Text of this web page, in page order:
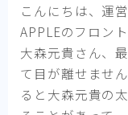
こんにちは、運
APPLEのフロン
大森元貴さん、
て目が離せませ
ると大森元貴の